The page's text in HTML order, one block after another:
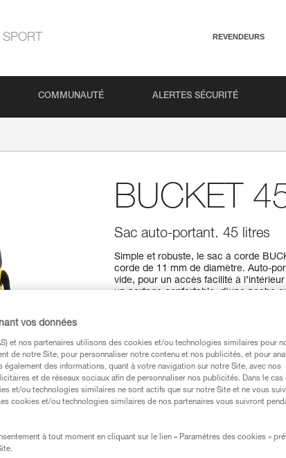
SPORT REVENDEURS
COMMUNAUTÉ ALERTES SÉCURITÉ
BUCKET
Sac auto-portant. 45 litres
Simple et robuste, le sac à corde
corde de 11 mm de diamètre. Auto-
vide, pour un accès facilité à
un portage confortable, d'une poche
zone de personnalisation pour
TPU permet une utilisation régulière
Trouvez un revendeur
vos données
et nos partenaires utilisons des cookies et/ou technologies similaires pour
de notre Site, pour personnaliser notre contenu et nos publicités, et pour
également des informations, quant à votre navigation sur notre Site, avec nos
et de réseaux sociaux afin de personnaliser nos publicités. Dans le cas
et/ou technologies similaires ne sont actifs que sur notre Site et ne vous
cookies et/ou technologies similaires de nos partenaires vous suivront
à tout moment en cliquant sur le lien « Paramètres des cookies »